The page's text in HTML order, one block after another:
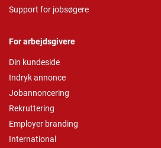
Support for jobsøgere
For arbejdsgivere
Din kundeside
Indryk annonce
Jobannoncering
Rekruttering
Employer branding
International